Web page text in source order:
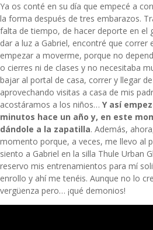
Ya os conté en su día que empecé a
la forma después de tres embarazos.
falta de tiempo, de hacer deporte en el
dar a luz a Gabriel, encontré que
empezar a moverme, porque no
o cierres ni de clases y no necesitaba
bajar al portal de casa, correr y llegar
aprovechando visitas a casa de mis
acostáramos a los niños… Y así
minutos hace un año y, en este
dándole a la zapatilla. Además,
momento porque, a veces, me llevo al
siento a Gabriel en la silla Thule Urban
reservo mis entrenamientos para mí
enrollo y ahí me tenéis. Aunque no lo
vergüenza pero… ¡qué demonios!